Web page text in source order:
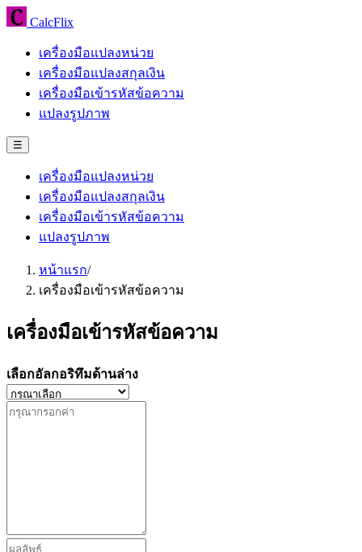
CalcFlix
เครื่องมือแปลงหน่วย
เครื่องมือแปลงสกุลเงิน
เครื่องมือเข้ารหัสข้อความ
แปลงรูปภาพ
☰
เครื่องมือแปลงหน่วย
เครื่องมือแปลงสกุลเงิน
เครื่องมือเข้ารหัสข้อความ
แปลงรูปภาพ
หน้าแรก/
เครื่องมือเข้ารหัสข้อความ
เครื่องมือเข้ารหัสข้อความ
เลือกอัลกอริทึมด้านล่าง